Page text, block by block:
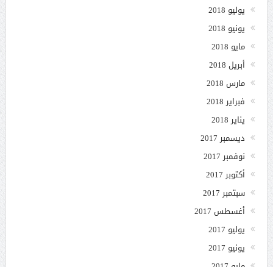
يوليو 2018
يونيو 2018
مايو 2018
أبريل 2018
مارس 2018
فبراير 2018
يناير 2018
ديسمبر 2017
نوفمبر 2017
أكتوبر 2017
سبتمبر 2017
أغسطس 2017
يوليو 2017
يونيو 2017